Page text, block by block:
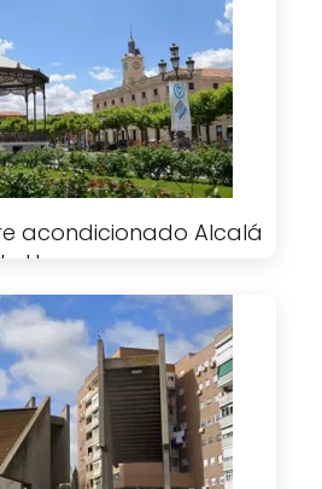
acondicionado Alcalá
de Henares